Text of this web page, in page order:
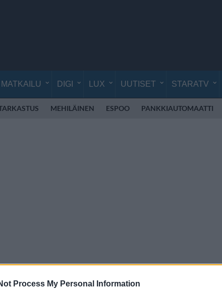
Process My Personal Information
MATKAILU DIGI LUX UUTISET STARATV
MEHILÄINEN ESPOO PANKKIAUTOMAATTI